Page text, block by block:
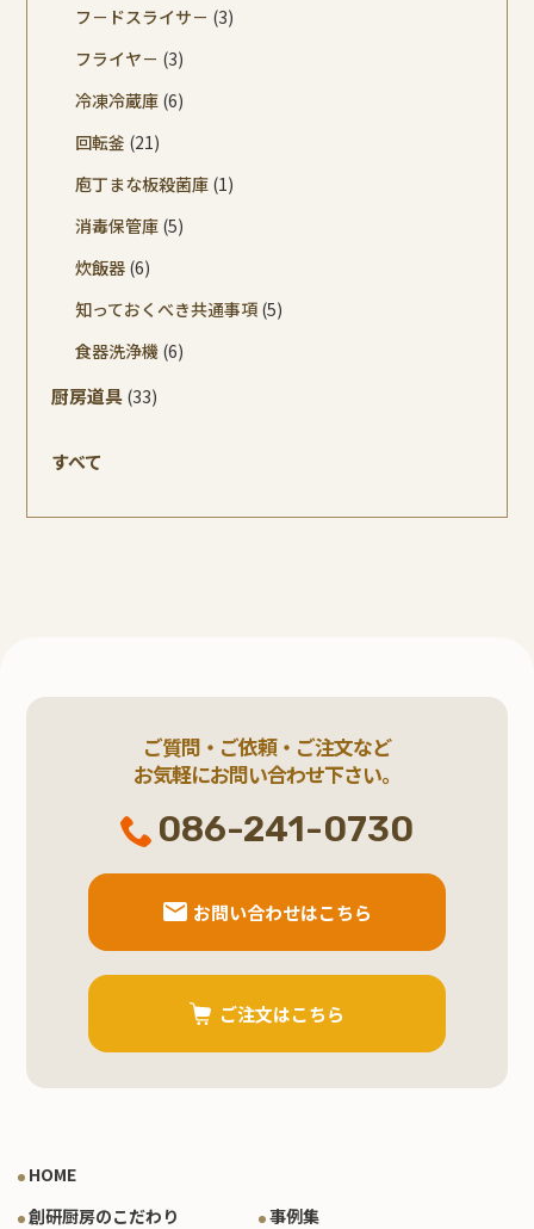
フ－ドスライサ－ (3)
フライヤ－ (3)
冷凍冷蔵庫 (6)
回転釜 (21)
庖丁まな板殺菌庫 (1)
消毒保管庫 (5)
炊飯器 (6)
知っておくべき共通事項 (5)
食器洗浄機 (6)
厨房道具 (33)
すべて
ご質問・ご依頼・ご注文など
お気軽にお問い合わせ下さい。
086-241-0730
お問い合わせはこちら
ご注文はこちら
HOME
創研厨房のこだわり
事例集